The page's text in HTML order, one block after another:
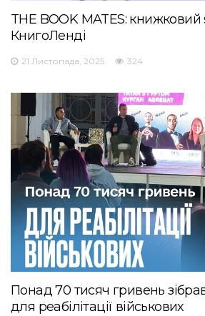
THE BOOK MATES:
КнигоЛенді
21 Листопада, 2025 324
Понад 70 тисяч гривень
для реабілітації військових